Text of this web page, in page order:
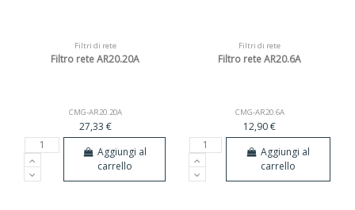
Filtri di rete
Filtro rete AR20.20A
CMG-AR20.20A
27,33 €
Aggiungi al
carrello
Filtri di rete
Filtro rete AR20.6A
CMG-AR20.6A
12,90 €
Aggiungi al
carrello